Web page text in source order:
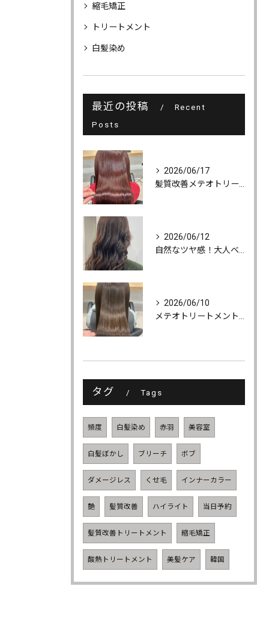
縮毛矯正
トリートメント
白髪染め
最近の投稿
Recent
Posts
2026/06/17
2026/06/12
2026/06/10
タグ Tags
頻度 白髪染め 赤羽 美容室
白髪ぼかし ブリーチ ボブ
ダメージレス くせ毛 インナーカラー
艶 髪質改善 ハイライト 当日予約
髪質改善トリートメント 縮毛矯正
酸熱トリートメント 美髪ケア 韓国